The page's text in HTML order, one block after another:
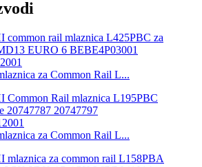
za Common Rail L...
za Common Rail L...